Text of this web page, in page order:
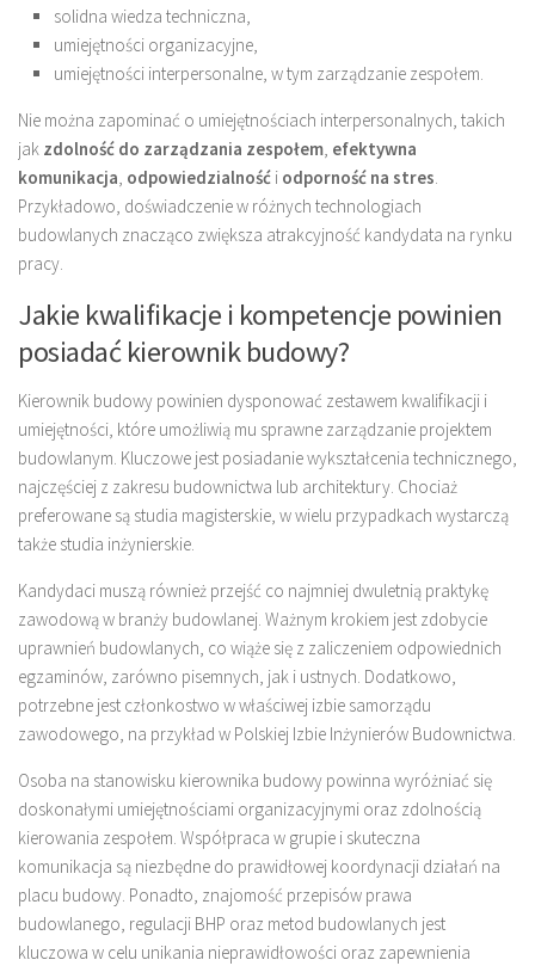
solidna wiedza techniczna,
umiejętności organizacyjne,
umiejętności interpersonalne, w tym zarządzanie zespołem.
Nie można zapominać o umiejętnościach interpersonalnych, takich
jak zdolność do zarządzania zespołem, efektywna
komunikacja, odpowiedzialność i odporność na stres.
Przykładowo, doświadczenie w różnych technologiach
budowlanych znacząco zwiększa atrakcyjność kandydata na rynku
pracy.
Jakie kwalifikacje i kompetencje powinien
posiadać kierownik budowy?
Kierownik budowy powinien dysponować zestawem kwalifikacji i
umiejętności, które umożliwią mu sprawne zarządzanie projektem
budowlanym. Kluczowe jest posiadanie wykształcenia technicznego,
najczęściej z zakresu budownictwa lub architektury. Chociaż
preferowane są studia magisterskie, w wielu przypadkach wystarczą
także studia inżynierskie.
Kandydaci muszą również przejść co najmniej dwuletnią praktykę
zawodową w branży budowlanej. Ważnym krokiem jest zdobycie
uprawnień budowlanych, co wiąże się z zaliczeniem odpowiednich
egzaminów, zarówno pisemnych, jak i ustnych. Dodatkowo,
potrzebne jest członkostwo w właściwej izbie samorządu
zawodowego, na przykład w Polskiej Izbie Inżynierów Budownictwa.
Osoba na stanowisku kierownika budowy powinna wyróżniać się
doskonałymi umiejętnościami organizacyjnymi oraz zdolnością
kierowania zespołem. Współpraca w grupie i skuteczna
komunikacja są niezbędne do prawidłowej koordynacji działań na
placu budowy. Ponadto, znajomość przepisów prawa
budowlanego, regulacji BHP oraz metod budowlanych jest
kluczowa w celu unikania nieprawidłowości oraz zapewnienia